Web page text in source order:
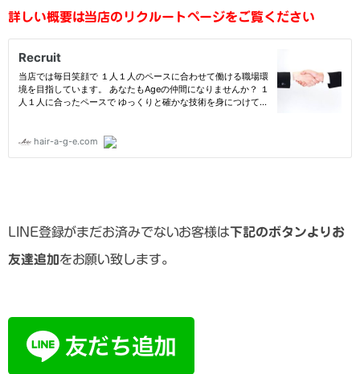
詳しい概要は当店のリクルートページをご覧ください
LINE登録がまだお済みでないお客様は下記のボタンよりお
友達追加をお願い致します。